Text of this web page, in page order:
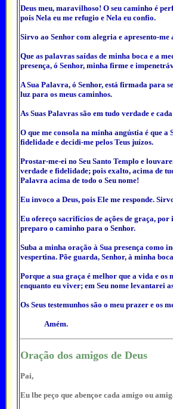
Deus meu, maravilhoso! O seu caminho é
pois Nela eu me refugio e Nela eu confio.
Sirvo ao Senhor com alegria e apresento-me
Que as palavras saídas de minha boca e a
presença, ó Senhor, minha firme e
A Sua Palavra, ó Senhor, está firmada para
luz para os meus caminhos.
As Suas Palavras são em tudo verdade e
O que me consola na minha angústia é que
fidelidade e decidi-me pelos Teus juízos.
Prostar-me-ei no Seu Santo Templo e
verdade e fidelidade; pois exalto, acima de
Palavra acima de todo o Seu nome!
Eu invoco a Deus, pois Ele me responde.
Eu ofereço sacrifícios de ações de graça,
preparo o caminho para o Senhor.
Suba a minha oração à Sua presença como
vespertina. Põe guarda, Senhor, à minha
Porque a sua graça é melhor que a vida e
enquanto eu viver; em Seu nome levantarei
Os Seus testemunhos são o meu prazer e os
Amém.
Oração dos amigos de Deus
Pai,
Eu lhe peço que abençoe cada amigo ou